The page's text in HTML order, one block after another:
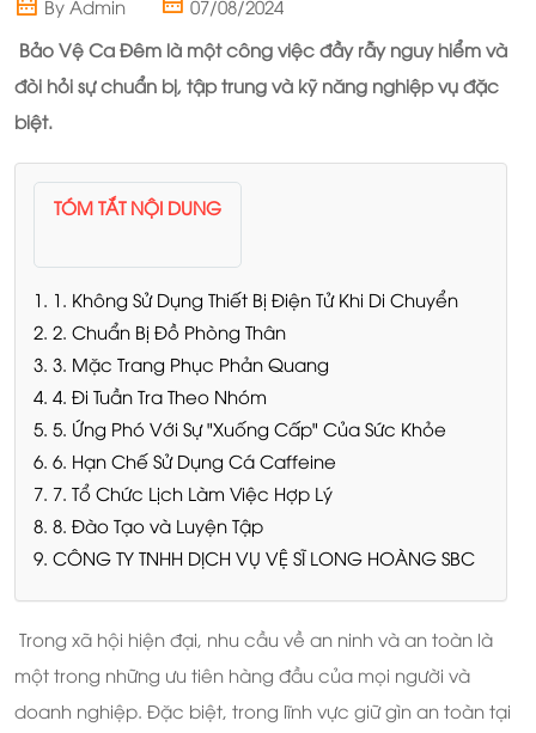
By Admin
07/08/2024
Bảo Vệ Ca Đêm là một công việc đầy rẫy nguy hiểm và
đòi hỏi sự chuẩn bị, tập trung và kỹ năng nghiệp vụ đặc
biệt.
TÓM TẮT NỘI DUNG
1. 1. Không Sử Dụng Thiết Bị Điện Tử Khi Di Chuyển
2. 2. Chuẩn Bị Đồ Phòng Thân
3. 3. Mặc Trang Phục Phản Quang
4. 4. Đi Tuần Tra Theo Nhóm
5. 5. Ứng Phó Với Sự "Xuống Cấp" Của Sức Khỏe
6. 6. Hạn Chế Sử Dụng Cá Caffeine
7. 7. Tổ Chức Lịch Làm Việc Hợp Lý
8. 8. Đào Tạo và Luyện Tập
9. CÔNG TY TNHH DỊCH VỤ VỆ SĨ LONG HOÀNG SBC
Trong xã hội hiện đại, nhu cầu về an ninh và an toàn là
một trong những ưu tiên hàng đầu của mọi người và
doanh nghiệp. Đặc biệt, trong lĩnh vực giữ gìn an toàn tại